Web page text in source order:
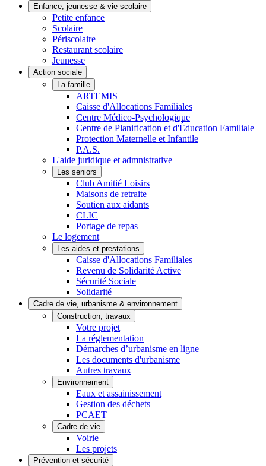
Enfance, jeunesse & vie scolaire
Petite enfance
Scolaire
Périscolaire
Restaurant scolaire
Jeunesse
Action sociale
La famille
ARTEMIS
Caisse d'Allocations Familiales
Centre Médico-Psychologique
Centre de Planification et d'Éducation Familiale
Protection Maternelle et Infantile
P.A.S.
L'aide juridique et admnistrative
Les seniors
Club Amitié Loisirs
Maisons de retraite
Soutien aux aidants
CLIC
Portage de repas
Le logement
Les aides et prestations
Caisse d'Allocations Familiales
Revenu de Solidarité Active
Sécurité Sociale
Solidarité
Cadre de vie, urbanisme & environnement
Construction, travaux
Votre projet
La réglementation
Démarches d’urbanisme en ligne
Les documents d'urbanisme
Autres travaux
Environnement
Eaux et assainissement
Gestion des déchets
PCAET
Cadre de vie
Voirie
Les projets
Prévention et sécurité